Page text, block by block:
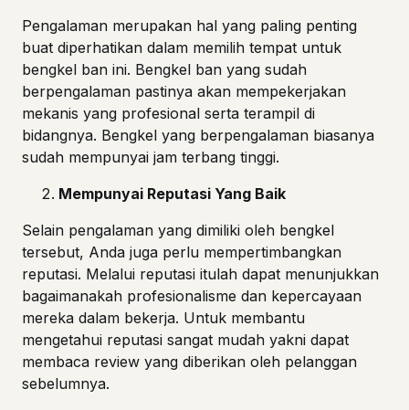
Pengalaman merupakan hal yang paling penting
buat diperhatikan dalam memilih tempat untuk
bengkel ban ini. Bengkel ban yang sudah
berpengalaman pastinya akan mempekerjakan
mekanis yang profesional serta terampil di
bidangnya. Bengkel yang berpengalaman biasanya
sudah mempunyai jam terbang tinggi.
Mempunyai Reputasi Yang Baik
Selain pengalaman yang dimiliki oleh bengkel
tersebut, Anda juga perlu mempertimbangkan
reputasi. Melalui reputasi itulah dapat menunjukkan
bagaimanakah profesionalisme dan kepercayaan
mereka dalam bekerja. Untuk membantu
mengetahui reputasi sangat mudah yakni dapat
membaca review yang diberikan oleh pelanggan
sebelumnya.